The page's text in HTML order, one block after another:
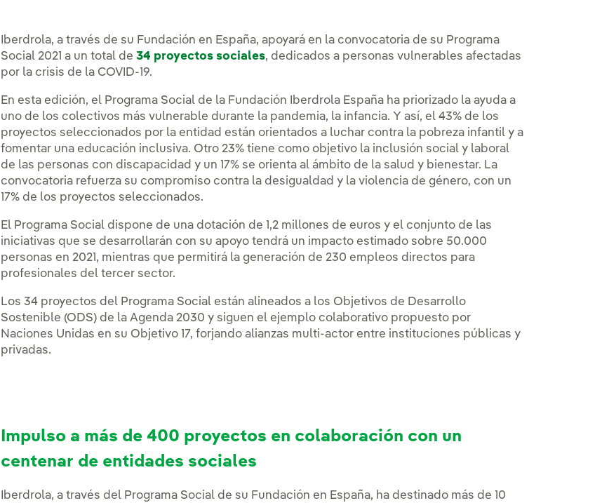
Iberdrola, a través de su Fundación en España, apoyará en la convocatoria de su Programa
Social 2021 a un total de34 proyectos socialesEnlace externo, se abre en ventana nueva.
, dedicados a personas vulnerables afectadas
por la crisis de la COVID-19.
En esta edición, el Programa Social de la Fundación Iberdrola España ha priorizado la ayuda a
uno de los colectivos más vulnerable durante la pandemia, la infancia. Y así, el 43% de los
proyectos seleccionados por la entidad están orientados a luchar contra la pobreza infantil y a
fomentar una educación inclusiva. Otro 23% tiene como objetivo la inclusión social y laboral
de las personas con discapacidad y un 17% se orienta al ámbito de la salud y bienestar. La
convocatoria refuerza su compromiso contra la desigualdad y la violencia de género, con un
17% de los proyectos seleccionados.
El Programa Social dispone de una dotación de 1,2 millones de euros y el conjunto de las
iniciativas que se desarrollarán con su apoyo tendrá un impacto estimado sobre 50.000
personas en 2021, mientras que permitirá la generación de 230 empleos directos para
profesionales del tercer sector.
Los 34 proyectos del Programa Social están alineados a los Objetivos de Desarrollo
Sostenible (ODS) de la Agenda 2030 y siguen el ejemplo colaborativo propuesto por
Naciones Unidas en su Objetivo 17, forjando alianzas multi-actor entre instituciones públicas y
privadas.
Impulso a más de 400 proyectos en colaboración con un
centenar de entidades sociales
Iberdrola, a través del Programa Social de su Fundación en España, ha destinado más de 10